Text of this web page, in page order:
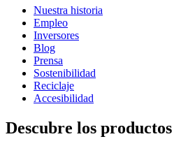
Nuestra historia
Empleo
Inversores
Blog
Prensa
Sostenibilidad
Reciclaje
Accesibilidad
Descubre los productos